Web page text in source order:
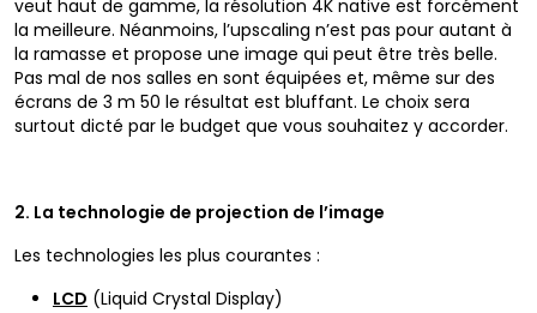
veut haut de gamme, la résolution 4K native est forcément
la meilleure. Néanmoins, l’upscaling n’est pas pour autant à
la ramasse et propose une image qui peut être très belle.
Pas mal de nos salles en sont équipées et, même sur des
écrans de 3 m 50 le résultat est bluffant. Le choix sera
surtout dicté par le budget que vous souhaitez y accorder.
2. La technologie de projection de l’image
Les technologies les plus courantes :
LCD (Liquid Crystal Display)